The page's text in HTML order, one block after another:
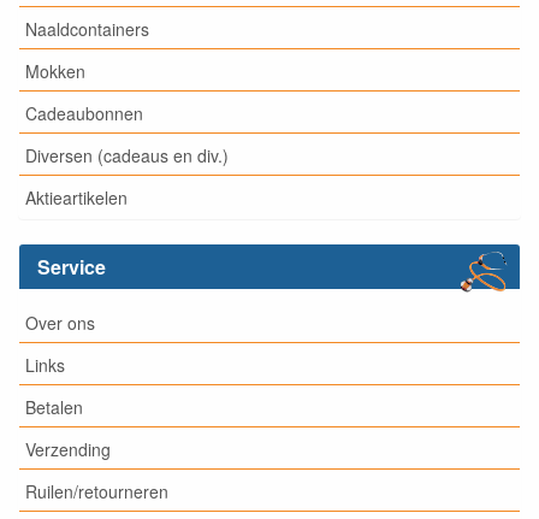
Naaldcontainers
Mokken
Cadeaubonnen
Diversen (cadeaus en div.)
Aktieartikelen
Service
Over ons
Links
Betalen
Verzending
Ruilen/retourneren